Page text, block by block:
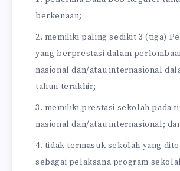
berkenaan;
memiliki paling sedikit 3 (tiga)
yang berprestasi dalam
nasional dan/atau internasional
tahun terakhir;
memiliki prestasi sekolah pada
nasional dan/atau internasional;
tidak termasuk sekolah yang
sebagai pelaksana program